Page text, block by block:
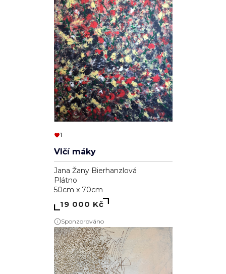
1
Vlčí máky
Jana Žany Bierhanzlová
Plátno
50cm x 70cm
19 000 Kč
Sponzorováno